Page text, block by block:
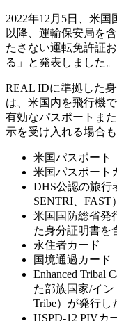
2022年12月5日、米
以降、運輸保安局を
たさない運転免許証
る」と発表しました。
REAL IDに準拠した
は、米国内を飛行機
有効なパスポートま
示を受け入れる場合も
米国パスポート
米国パスポート
DHS公認の旅行
SENTRI、FAST）
米国国防総省発
た身分証明書を
永住者カード
国境通過カード
Enhanced Tribal
た部族国家/イン
Tribe）が発行
HSPD-12 PIVカ